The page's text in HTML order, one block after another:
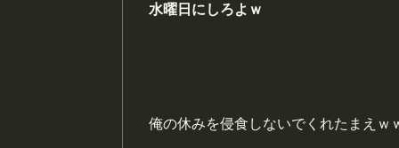
水曜日にしろよｗ
俺の休みを侵食しないでくれたまえｗ